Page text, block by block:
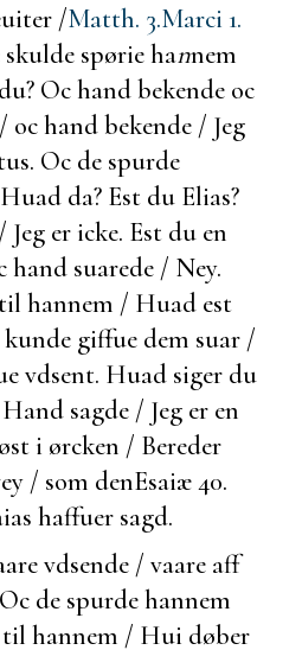
/Matth. 3.Marci 1.
skulde spørie hannem
Oc handbekende oc
oc handbekende / Jeg
Oc de spurde
da? Est du Elias?
er icke. Est du en
hand suarede / Ney.
hannem / Huad est
giffue dem suar /
vdsent. Huad siger du
sagde / Jeg er en
i ørcken / Bereder
/ som denEsaiæ 40.
haffuer sagd.
vdsende / vaare aff
de spurde hannem
til hannem / Hui døber